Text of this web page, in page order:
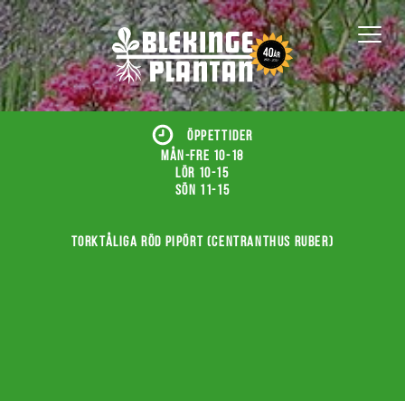
ÖPPETTIDER
Mån-fre 10-18
Lör 10-15
Sön 11-15
Torktåliga röd pipört (Centranthus ruber)